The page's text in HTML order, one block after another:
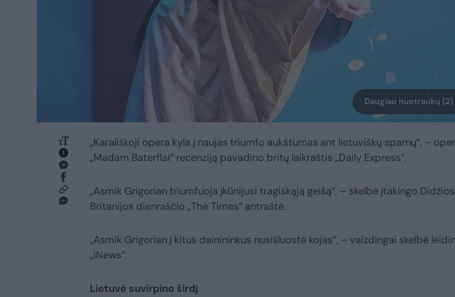
Daugiau nuotraukų (2)
„Karališkoji opera kyla į naujas triumfo aukštumas ant lietuviškų sparnų“, –
„Madam Baterflai“ recenziją pavadino britų laikraštis „Daily Express“.
„Asmik Grigorian triumfuoja įkūnijusi tragiškąją geišą“, – skelbė įtakingo
Britanijos dienraščio „The Times“ antraštė.
„Asmik Grigorian į kitus dainininkus nusišluostė kojas“, – vaizdingai skelbė
„iNews“.
Lietuvė suvirpino širdį